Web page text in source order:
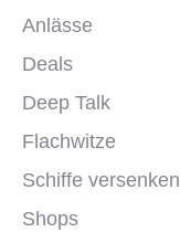
Anlässe
Deals
Deep Talk
Flachwitze
Schiffe versenken
Shops